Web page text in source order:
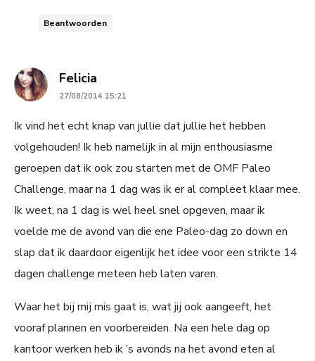
Beantwoorden
Felicia
27/08/2014 15:21
Ik vind het echt knap van jullie dat jullie het hebben
volgehouden! Ik heb namelijk in al mijn enthousiasme
geroepen dat ik ook zou starten met de OMF Paleo
Challenge, maar na 1 dag was ik er al compleet klaar mee.
Ik weet, na 1 dag is wel heel snel opgeven, maar ik
voelde me de avond van die ene Paleo-dag zo down en
slap dat ik daardoor eigenlijk het idee voor een strikte 14
dagen challenge meteen heb laten varen.
Waar het bij mij mis gaat is, wat jij ook aangeeft, het
vooraf plannen en voorbereiden. Na een hele dag op
kantoor werken heb ik ’s avonds na het avond eten al